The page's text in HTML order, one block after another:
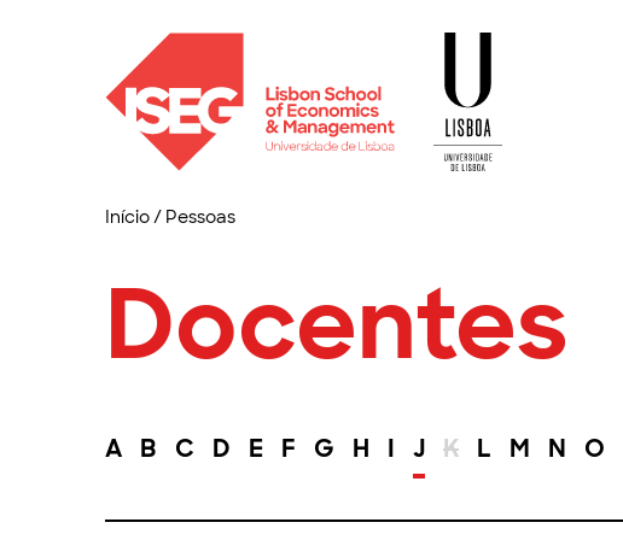
Início/ Pessoas
Docentes
A B C D E F G H I J K L M N O